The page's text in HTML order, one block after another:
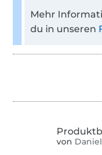
Mehr
du in unseren
von